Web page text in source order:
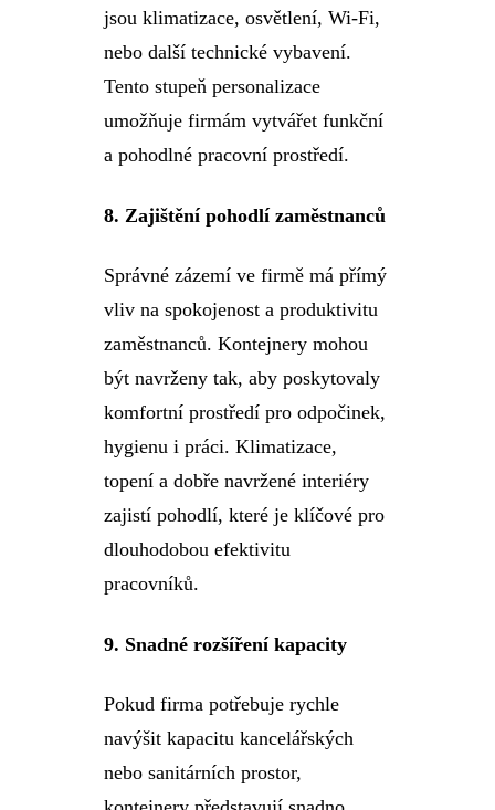
jsou klimatizace, osvětlení, Wi-Fi,
nebo další technické vybavení.
Tento stupeň personalizace
umožňuje firmám vytvářet funkční
a pohodlné pracovní prostředí.
8. Zajištění pohodlí zaměstnanců
Správné zázemí ve firmě má přímý
vliv na spokojenost a produktivitu
zaměstnanců. Kontejnery mohou
být navrženy tak, aby poskytovaly
komfortní prostředí pro odpočinek,
hygienu i práci. Klimatizace,
topení a dobře navržené interiéry
zajistí pohodlí, které je klíčové pro
dlouhodobou efektivitu
pracovníků.
9. Snadné rozšíření kapacity
Pokud firma potřebuje rychle
navýšit kapacitu kancelářských
nebo sanitárních prostor,